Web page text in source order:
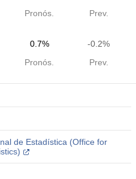
Pronós. Prev.
0.7%
-0.2%
Pronós. Prev.
de Estadística (Office for